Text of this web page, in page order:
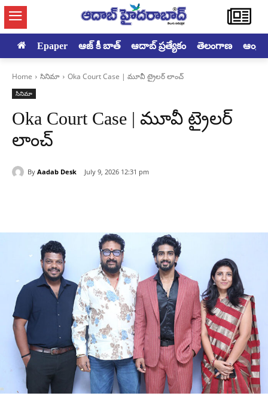
Epaper ఆజ్ కీ బాత్ ఆదాబ్ ప్రత్యేకం తెలంగాణ
Home సినిమా Oka Court Case | మూవీ ట్రైలర్ లాంచ్
సినిమా
Oka Court Case | మూవీ ట్రైలర్
లాంచ్
By Aadab Desk July 9, 2026 12:31 pm